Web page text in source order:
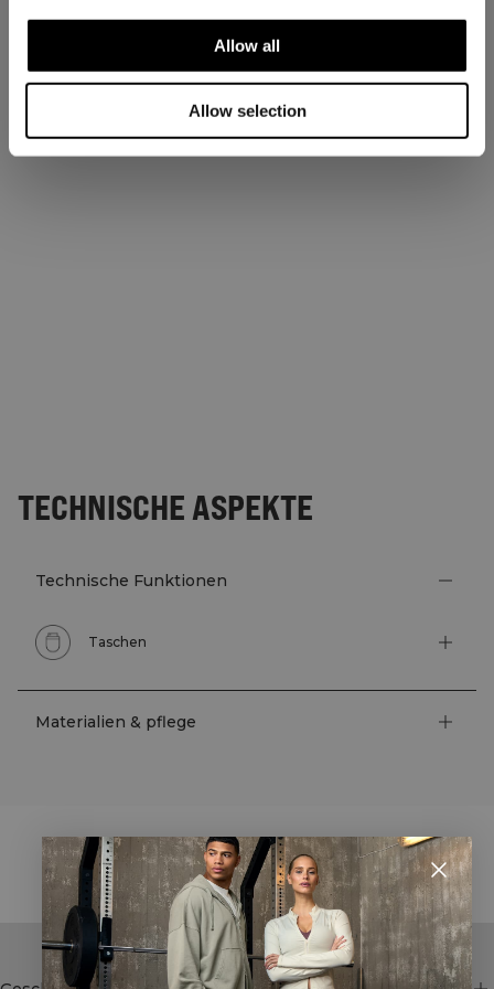
Allow all
Allow selection
TECHNISCHE ASPEKTE
Technische Funktionen
Taschen
Materialien & pflege
STYLE WITH